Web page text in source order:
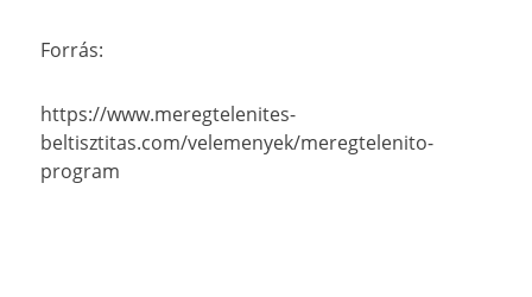
Forrás:
https://www.meregtelenites-
beltisztitas.com/velemenyek/meregtelenito-
program